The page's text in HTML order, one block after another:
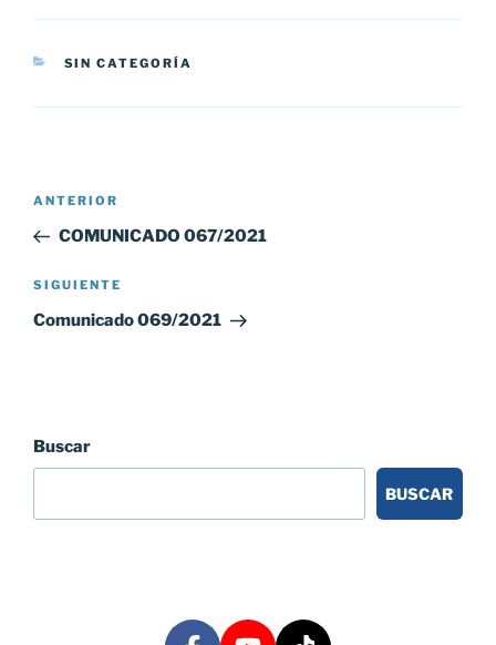
CATEGORÍAS
SIN CATEGORÍA
Navegación
entradas
Entrada
anterior:
ANTERIOR
COMUNICADO 067/2021
Siguiente
entrada
SIGUIENTE
Comunicado 069/2021
Buscar
BUSCAR